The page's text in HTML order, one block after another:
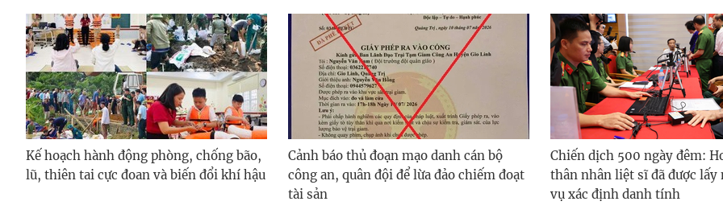
Kế hoạch hành động phòng, chống bão,
lũ, thiên tai cực đoan và biến đổi khí hậu
Cảnh báo thủ đoạn mạo danh cán bộ
công an, quân đội để lừa đảo chiếm đoạt
tài sản
Chiến dịch 500 ngày đêm:
thân nhân liệt sĩ đã được lấy
vụ xác định danh tính